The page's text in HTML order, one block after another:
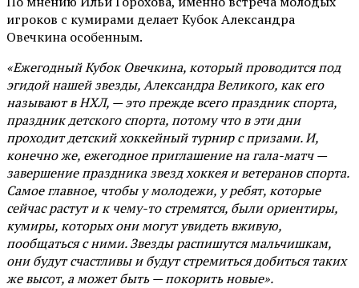
игроков с кумирами делает Кубок Александра
Овечкина особенным.
«Ежегодный Кубок Овечкина, который проводится под
эгидой нашей звезды, Александра Великого, как его
называют в НХЛ, — это прежде всего праздник спорта,
праздник детского спорта, потому что в эти дни
проходит детский хоккейный турнир с призами. И,
конечно же, ежегодное приглашение на гала-матч —
завершение праздника звезд хоккея и ветеранов спорта.
Самое главное, чтобы у молодежи, у ребят, которые
сейчас растут и к чему-то стремятся, были ориентиры,
кумиры, которых они могут увидеть вживую,
пообщаться с ними. Звезды распишутся мальчишкам,
они будут счастливы и будут стремиться добиться таких
же высот, а может быть — покорить новые».